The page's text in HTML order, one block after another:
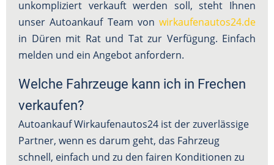
unkompliziert verkauft werden soll, steht Ihnen
unser Autoankauf Team von wirkaufenautos24.de
in Düren mit Rat und Tat zur Verfügung. Einfach
melden und ein Angebot anfordern.
Welche Fahrzeuge kann ich in Frechen
verkaufen?
Autoankauf Wirkaufenautos24 ist der zuverlässige
Partner, wenn es darum geht, das Fahrzeug
schnell, einfach und zu den fairen Konditionen zu